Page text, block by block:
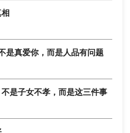
是真爱你，而是人品有问题
是子女不孝，而是这三件事